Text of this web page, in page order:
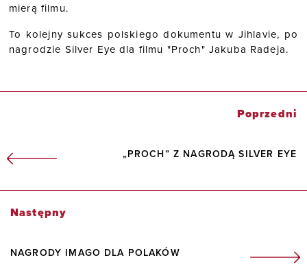
mie­rą filmu.
To ko­lej­ny suk­ces pol­skie­go do­ku­men­tu w Jih­la­vie, po
na­gro­dzie Si­lver Eye dla filmu "Proch" Ja­ku­ba Ra­de­ja.
Poprzedni
„PROCH” Z NAGRODĄ SILVER EYE
Następny
NAGRODY IMAGO DLA POLAKÓW